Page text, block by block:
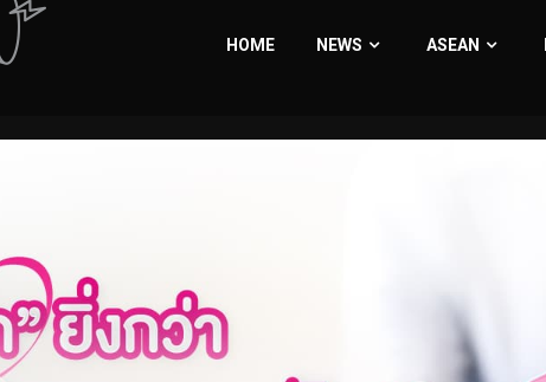
HOME NEWS ASEAN